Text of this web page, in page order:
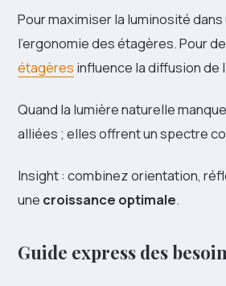
Pour maximiser la luminosité
l’ergonomie des étagères. Pour
étagères influence la diffusion de
Quand la lumière naturelle
alliées ; elles offrent un spectre
Insight : combinez orientation,
une croissance optimale.
Guide express des